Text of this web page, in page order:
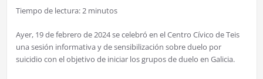
Tiempo de lectura:2 minutos
Ayer, 19 de febrero de 2024 se celebró en el Centro Cívico de Teis
una sesión informativa y de sensibilización sobre duelo por
suicidio con el objetivo de iniciar los grupos de duelo en Galicia.